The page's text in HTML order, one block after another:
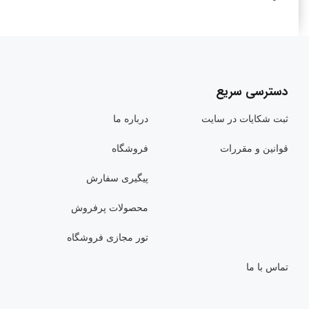
دسترسی سریع
ثبت شکایات در سایت درباره ما
قوانین و مقررات فروشگاه
پیگیری سفارش
محصولات پرفروش
تور مجازی فروشگاه
تماس با ما